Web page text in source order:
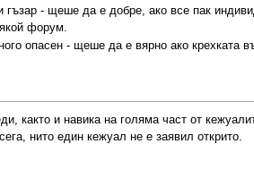
гъзар - щеше да е добре, ако все пак
форум.
опасен - щеше да е вярно ако крехката
както и навика на голяма част от
нито един кежуал не е заявил открито.